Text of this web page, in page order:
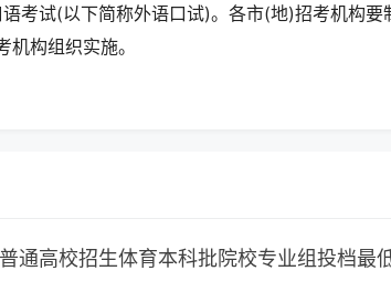
考试(以下简称外语口试)。各市(地)招考机构要
构组织实施。
通高校招生体育本科批院校专业组投档最